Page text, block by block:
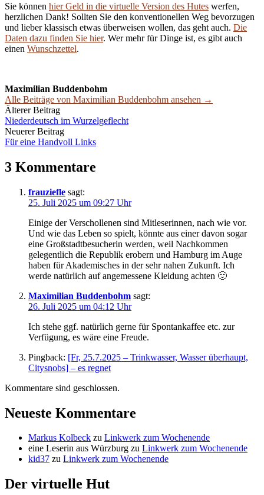
Sie können hier Geld in die virtuelle Version des Hutes werfen,
herzlichen Dank! Sollten Sie den konventionellen Weg bevorzugen
und lieber klassisch etwas überweisen wollen, das geht auch. Die
Daten dazu finden Sie hier. Wer mehr für Dinge ist, es gibt auch
einen Wunschzettel.
Maximilian Buddenbohm
Alle Beiträge von Maximilian Buddenbohm ansehen →
Beitrags-
Navigation
Älterer Beitrag
Niederdeutsch im Wurzelgeflecht
Neuerer Beitrag
Für eine Handvoll Links
3 Kommentare
frauziefle sagt:
25. Juli 2025 um 09:27 Uhr
Einige der Verschollenen sind Mitleserinnen, nach wie vor.
Und wie das Leben so spielt, könnte aus einer davon sogar
eine Großstadtbesucherin werden, weil Nachkommen
gelegentlich die Republik erobern und Hamburg im Auge
haben für Akademisches in der sehr nahen Zukunft. Ich
werde natürlich auf angemessene Kleidung achten 🙂
Maximilian Buddenbohm sagt:
26. Juli 2025 um 04:12 Uhr
Ich stehe ggf. natürlich gerne für Spontankaffee etc. zur
Verfügung, es wäre eine Freude.
Pingback: [Fr, 25.7.2025 – Trinkwasser, Wasser überhaupt,
Citysnobs] – es regnet
Kommentare sind geschlossen.
Neueste Kommentare
Markus Kolbeck zu Linkwerk zum Wochenende
eine Leserin aus Würzburg zu Linkwerk zum Wochenende
kid37 zu Linkwerk zum Wochenende
Der virtuelle Hut